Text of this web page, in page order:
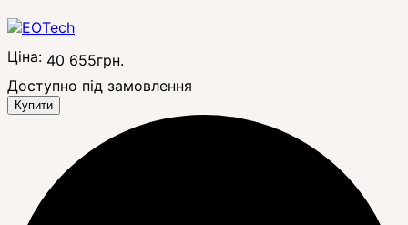
Ціна: 40 655грн.
Доступно під замовлення
Купити